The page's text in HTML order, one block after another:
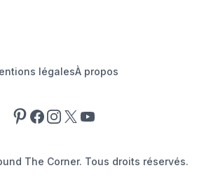
légalesÀ propos
Pinterest
Facebook
Instagram
X YouTube
The Corner. Tous droits réservés.